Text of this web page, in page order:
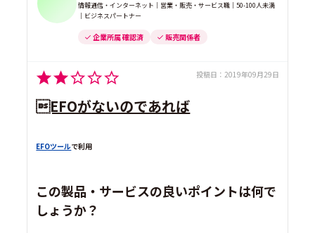
情報通信・インターネット｜営業・販売・サービス職｜50-100人未満
｜ビジネスパートナー
企業所属 確認済 販売関係者
投稿日： 2019年09月29日
EFOがないのであれば
EFOツールで利用
この製品・サービスの良いポイントは何で
しょうか？